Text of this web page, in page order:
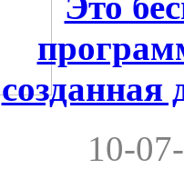
10-